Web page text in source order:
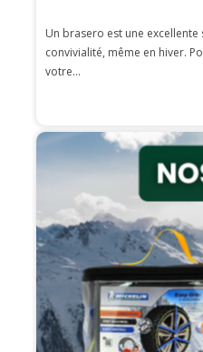
Un brasero est une
convivialité, même en hiver.
votre...